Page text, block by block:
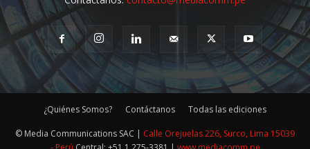
¿Quiénes Somos? Contáctanos Todas las ediciones
© Media Communications SAC | Calle Orejuelas 226, Surco, Lima 15039